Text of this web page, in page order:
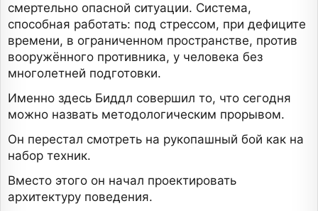
смертельно опасной ситуации. Система,
способная работать: под стрессом, при дефиците
времени, в ограниченном пространстве, против
вооружённого противника, у человека без
многолетней подготовки.
Именно здесь Биддл совершил то, что сегодня
можно назвать методологическим прорывом.
Он перестал смотреть на рукопашный бой как на
набор техник.
Вместо этого он начал проектировать
архитектуру поведения.